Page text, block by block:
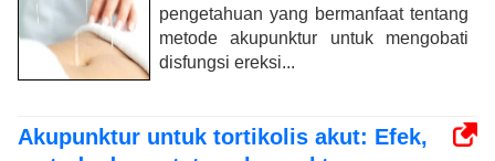
pengetahuan yang bermanfaat tentang
metode akupunktur untuk mengobati
disfungsi ereksi...
Akupunktur untuk tortikolis akut: Efek,